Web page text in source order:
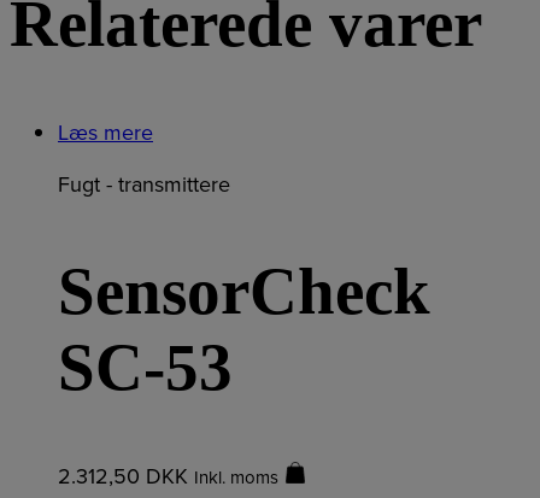
Relaterede varer
Læs mere
Fugt - transmittere
SensorCheck
SC-53
2.312,50 DKK Inkl. moms